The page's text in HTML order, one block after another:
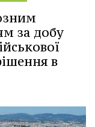
за добу
в